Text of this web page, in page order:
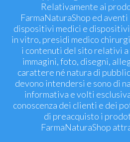
Relativamente ai
FarmaNaturaShop ed
dispositivi medici e
in vitro, presidi medico
i contenuti del sito relativi
immagini, foto, disegni,
carattere né natura di
devono intendersi e sono di
informativa e volti
conoscenza dei clienti e dei
di preacquisto i
FarmaNaturaShop